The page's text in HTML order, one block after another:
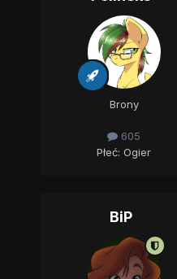
Brony
605
Płeć: Ogier
BiP